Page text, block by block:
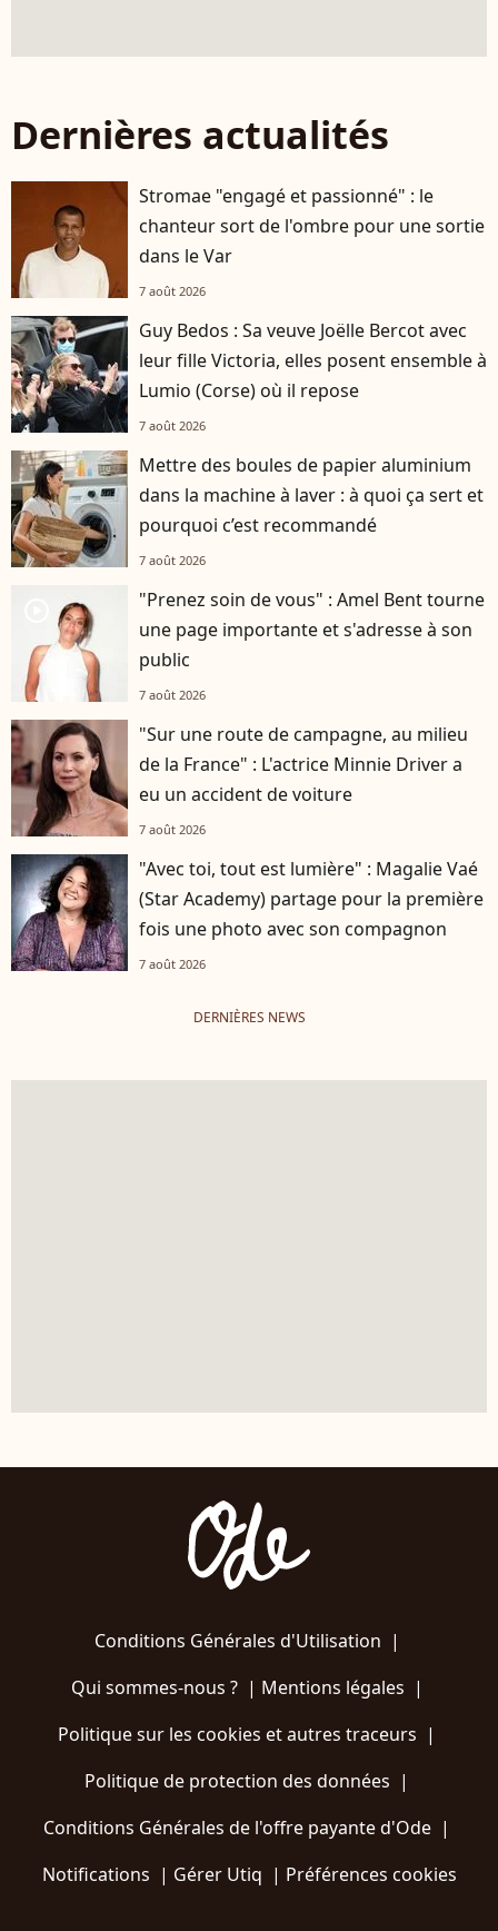
Dernières actualités
Stromae "engagé et passionné" : le
chanteur sort de l'ombre pour une sortie
dans le Var
7 août 2026
Guy Bedos : Sa veuve Joëlle Bercot avec
leur fille Victoria, elles posent ensemble à
Lumio (Corse) où il repose
7 août 2026
Mettre des boules de papier aluminium
dans la machine à laver : à quoi ça sert et
pourquoi c’est recommandé
7 août 2026
"Prenez soin de vous" : Amel Bent tourne
une page importante et s'adresse à son
public
7 août 2026
"Sur une route de campagne, au milieu
de la France" : L'actrice Minnie Driver a
eu un accident de voiture
7 août 2026
"Avec toi, tout est lumière" : Magalie Vaé
(Star Academy) partage pour la première
fois une photo avec son compagnon
7 août 2026
DERNIÈRES NEWS
Conditions Générales d'Utilisation |
Qui sommes-nous ?| Mentions légales |
Politique sur les cookies et autres traceurs |
Politique de protection des données |
Conditions Générales de l'offre payante d'Ode |
Notifications | Gérer Utiq | Préférences cookies